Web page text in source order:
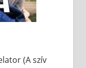
(A szív